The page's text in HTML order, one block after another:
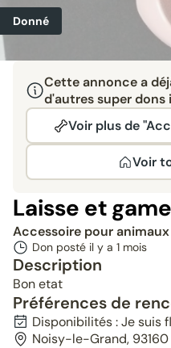
Donné
Cette annonce a
d'autres super dons
Voir plus de
Voir
Laisse et
Accessoire pour animaux
Don posté il y a 1 mois
Description
Bon etat
Préférences de
Disponibilités : Je suis
Noisy-le-Grand, 93160